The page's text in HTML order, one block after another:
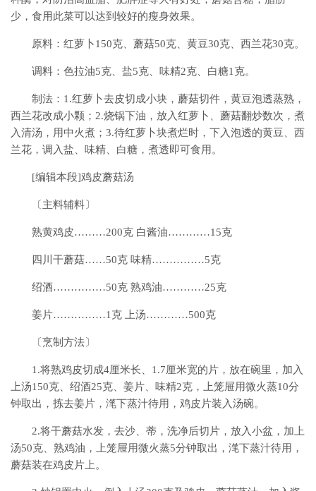
少，食用此菜可以达到较好的瘦身效果。
原料：红萝卜150克、蘑菇50克、黄豆30克、西兰花30克。
调料：色拉油5克、盐5克、味精2克、白糖1克。
制法：1.红萝卜去皮切成小块，蘑菇切件，黄豆泡透蒸熟，
西兰花改成小颗；2.烧锅下油，放入红萝卜、蘑菇翻炒数次，煮
入清汤，用中火煮；3.待红萝卜块煮烂时，下入泡透的黄豆、西
兰花，调入盐、味精、白糖，煮透即可食用。
[编辑本段]鸡皮蘑菇汤
〔主料辅料〕
熟黄鸡皮………200克 白酱油…………15克
四川干蘑菇……50克 味精……………5克
绍酒……………50克 熟鸡油…………25克
姜片……………1克 上汤…………500克
〔烹制方法〕
1.将熟鸡皮切成4厘米长、1.7厘米宽的片，放在碗里，加入
上汤150克、绍酒25克、姜片、味精2克，上笼屉用微火蒸10分
钟取出，拣去姜片，滗下蒸汁待用，鸡皮片装入汤碗。
2.将干蘑菇水发，去沙、蒂，洗净后切片，放入小盆，加上
汤50克、熟鸡油，上笼屉用微火蒸5分钟取出，滗下蒸汁待用，
蘑菇装在鸡皮片上。